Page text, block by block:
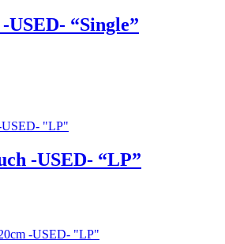
USED- “Single”
-USED- “LP”